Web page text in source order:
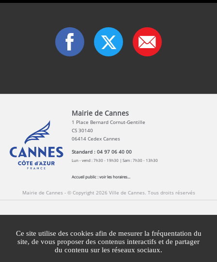
Mairie de Cannes
1 Place Bernard Cornut-Gentille
CS 30140
06414 Cedex Cannes
Standard : 04 97 06 40 00
Lun - vend : 7h30 - 19h30 | Sam : 7h30 - 13h30
Accueil public :voir les horaires...
Mairie de Cannes - © Copyright 2026 Ville de Cannes. Tous droits réservés
Mentions légales Agglomération Cannes Lérins
Plan du site Gestion des cookies
Ce site utilise des cookies afin de mesurer la fréquentation du
site, de vous proposer des contenus interactifs et de partager
du contenu sur les réseaux sociaux.